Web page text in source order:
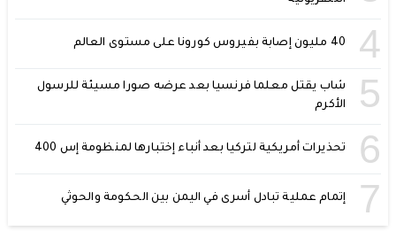
4 40 مليون إصابة بفيروس كورونا على مستوى العالم
5
شاب يقتل معلما فرنسيا بعد عرضه صورا مسيئة للرسول
الأكرم
6 تحذيرات أمريكية لتركيا بعد أنباء إختبارها لمنظومة إس 400
7 إتمام عملية تبادل أسرى في اليمن بين الحكومة والحوثي